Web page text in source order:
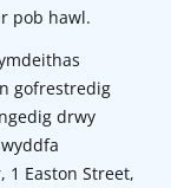
pob hawl.
gofrestredig
drwy
1 Easton Street,